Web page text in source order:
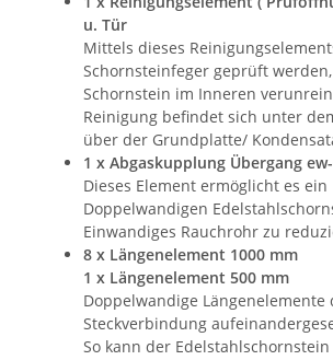
u. Tür
Mittels dieses
Schornsteinfeger geprüft
Schornstein im Inneren
Reinigung befindet sich unter
über der Grundplatte/
1 x Abgaskupplung Übergang
Dieses Element ermöglicht es ein
Doppelwandigen
Einwandiges Rauchrohr zu
8 x Längenelement 1000 mm
1 x Längenelement 500 mm
Doppelwandige Längenelemente
Steckverbindung
So kann der Edelstahlschornstein